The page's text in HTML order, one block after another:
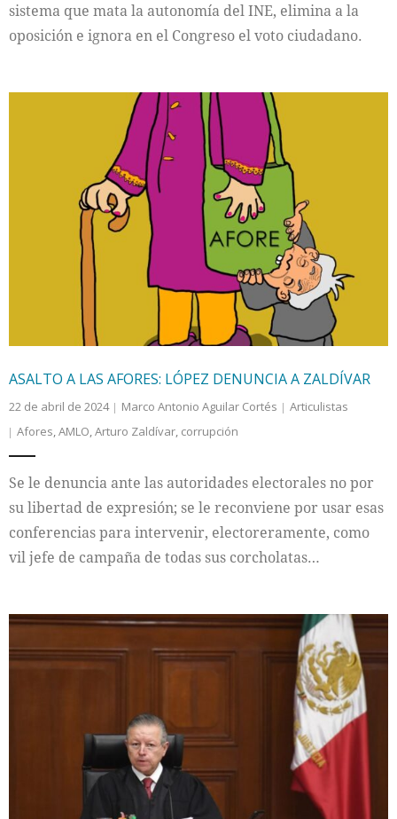
sistema que mata la autonomía del INE, elimina a la
oposición e ignora en el Congreso el voto ciudadano.
ASALTO A LAS AFORES: LÓPEZ DENUNCIA A ZALDÍVAR
22 de abril de 2024 Marco Antonio Aguilar Cortés
Articulistas
Afores,AMLO,Arturo Zaldívar, corrupción
Se le denuncia ante las autoridades electorales no por
su libertad de expresión; se le reconviene por usar esas
conferencias para intervenir, electoreramente, como
vil jefe de campaña de todas sus corcholatas…